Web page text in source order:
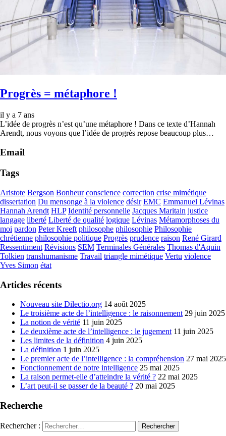
Progrès = métaphore !
il y a 7 ans
L’idée de progrès n’est qu’une métaphore ! Dans ce texte d’Hannah
Arendt, nous voyons que l’idée de progrès repose beaucoup plus…
Email
Tags
Aristote Bergson Bonheur conscience correction crise mimétique
dissertation Du mensonge à la violence désir EMC Emmanuel Lévinas
Hannah Arendt HLP Identité personnelle Jacques Maritain justice
langage liberté Liberté de qualité logique Lévinas Métamorphoses du
moi pardon Peter Kreeft philosophe philosophie Philosophie
chrétienne philosophie politique Progrès prudence raison René Girard
Ressentiment Révisions SEM Terminales Générales Thomas d'Aquin
Tolkien transhumanisme Travail triangle mimétique Vertu violence
Yves Simon état
Articles récents
Nouveau site Dilectio.org 14 août 2025
Le troisième acte de l’intelligence : le raisonnement 29 juin 2025
La notion de vérité 11 juin 2025
Le deuxième acte de l’intelligence : le jugement 11 juin 2025
Les limites de la définition 4 juin 2025
La définition 1 juin 2025
Le premier acte de l’intelligence : la compréhension 27 mai 2025
Fonctionnement de notre intelligence 25 mai 2025
La raison permet-elle d’atteindre la vérité ? 22 mai 2025
L’art peut-il se passer de la beauté ? 20 mai 2025
Recherche
Rechercher :